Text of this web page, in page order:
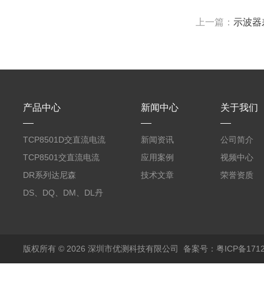
上一篇： 示波
产品中心
TCP8501D交直流电流
探头500A
TCP8501交直流电流
探头500A
DR系列达尼森
Danisense高精度电流
DS、DQ、DM、DL丹
新闻中心
新闻资讯
应用案例
技术文章
关于我们
公司简介
视频中心
荣誉资质
版权所有 © 2026 深圳市优测科技有限公司 备案号：粤ICP备